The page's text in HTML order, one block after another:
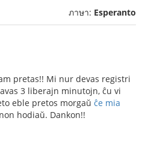
ภาษา: Esperanto
pretas!! Mi nur devas registri
3 liberajn minutojn, ĉu vi
eble pretos morgaŭ ĉe mia
hodiaŭ. Dankon!!